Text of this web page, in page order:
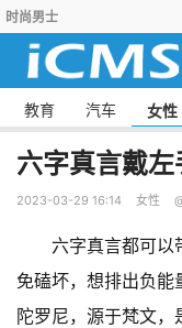
时尚男士
教育 汽车 女性
六字真言戴
2023-03-29 16:14 女性
六字真言都可以
免磕坏，想排出负能
陀罗尼，源于梵文